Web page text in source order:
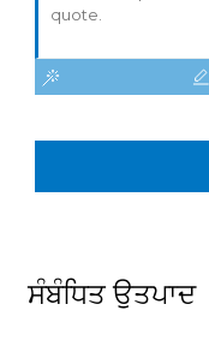
ਸੰਬੰਧਿਤ ਉਤਪਾਦ